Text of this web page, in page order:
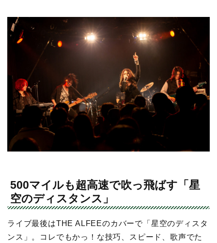
500マイルも超高速で吹っ飛ばす「星
空のディスタンス」
ライブ最後はTHE ALFEEのカバーで「星空のディスタ
ンス」。コレでもかっ！な技巧、スピード、歌声でた